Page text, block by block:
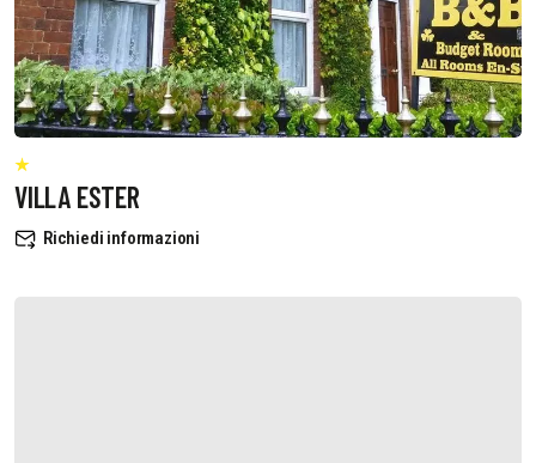
VILLA ESTER
Richiedi informazioni